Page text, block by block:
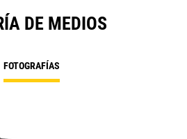
DE MEDIOS
FOTOGRAFÍAS